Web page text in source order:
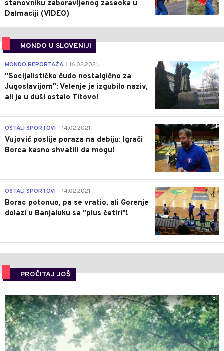
stanovniku zaboravljenog zaseoka u
Dalmaciji (VIDEO)
MONDO U SLOVENIJI
4
MONDO REPORTAŽA 16.02.2021.
"Socijalističko čudo nostalgično za
Jugoslavijom": Velenje je izgubilo naziv,
ali je u duši ostalo Titovo!
1
OSTALI SPORTOVI 14.02.2021.
Vujović poslije poraza na debiju: Igrači
Borca kasno shvatili da mogu!
3
OSTALI SPORTOVI 14.02.2021.
Borac potonuo, pa se vratio, ali Gorenje
dolazi u Banjaluku sa "plus četiri"!
PROČITAJ JOŠ
0